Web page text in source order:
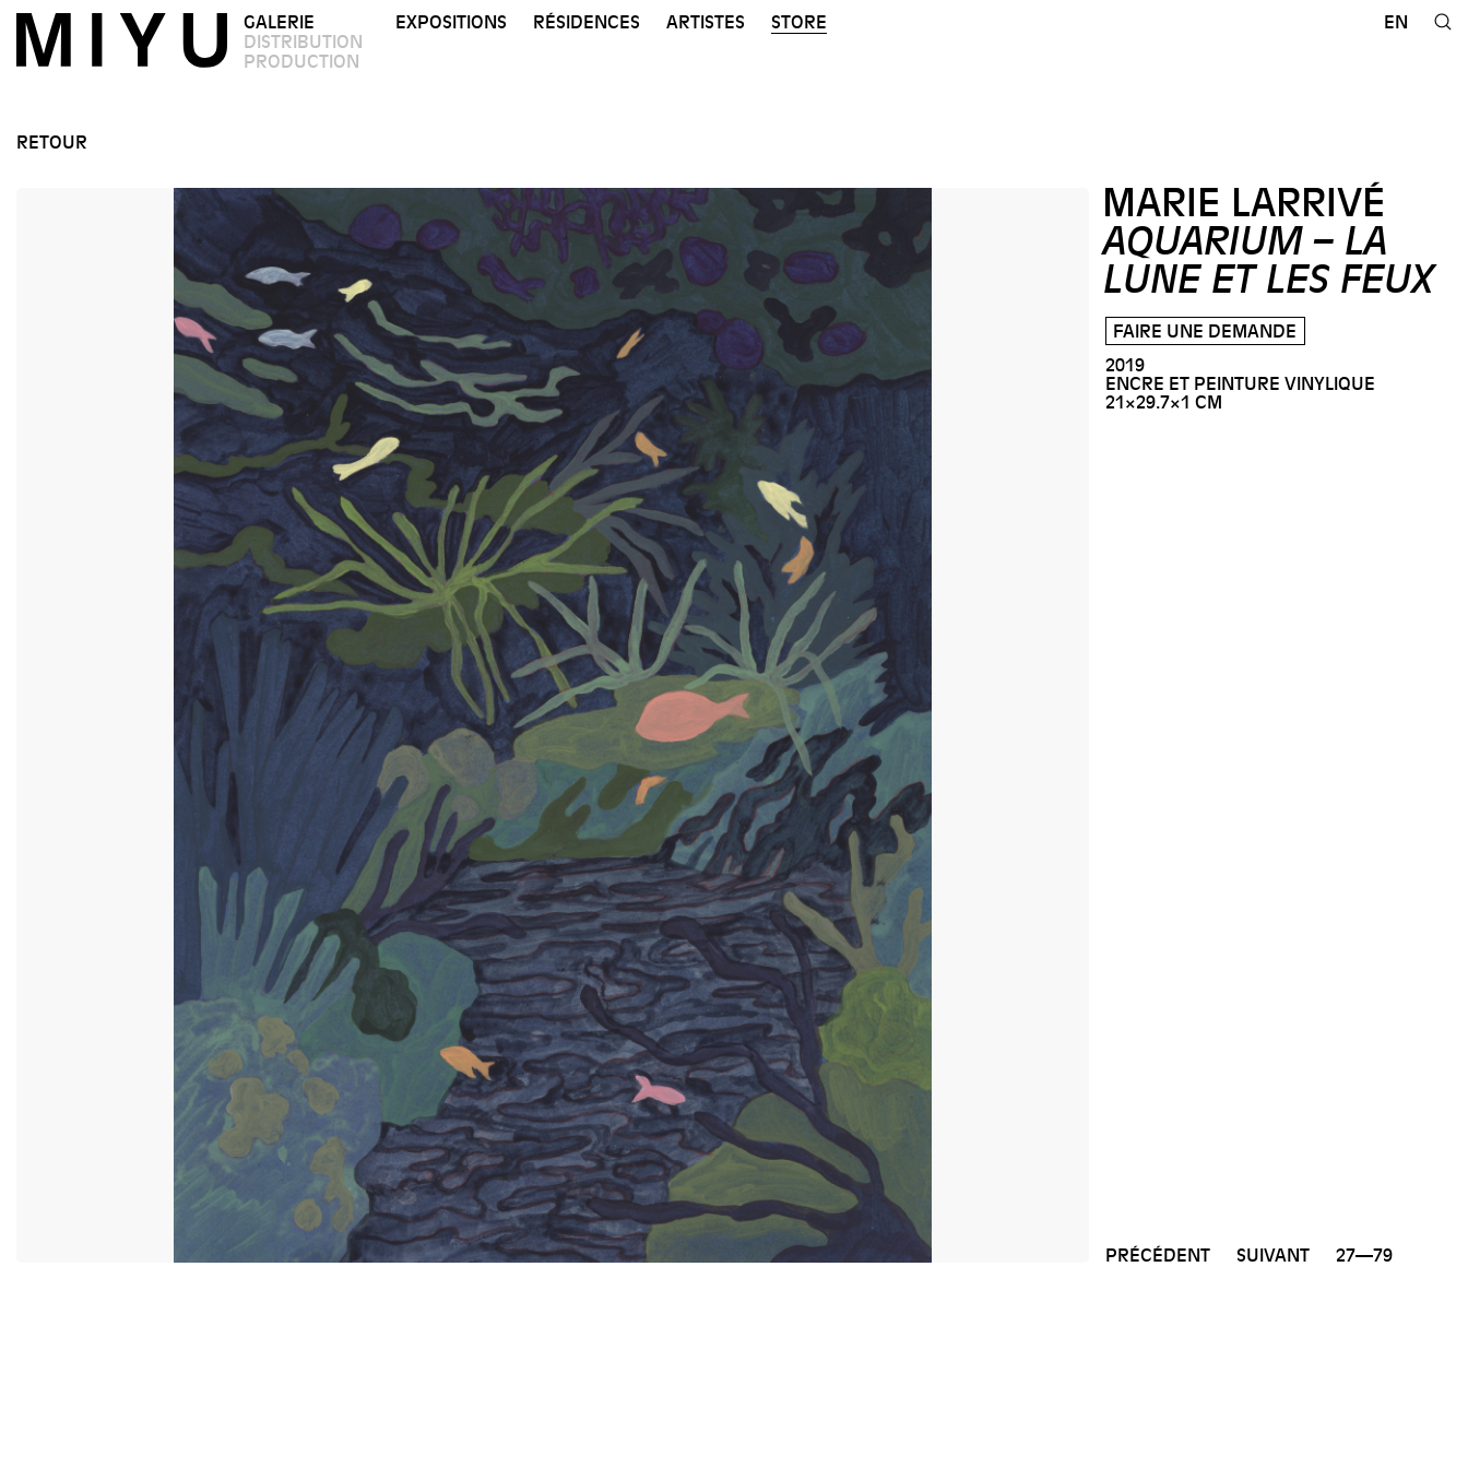
GALERIE
DISTRIBUTION
PRODUCTION
EXPOSITIONS RÉSIDENCES ARTISTES STORE EN
RETOUR
MARIE LARRIVÉ
AQUARIUM – LA
LUNE ET LES FEUX
FAIRE UNE DEMANDE
2019
ENCRE ET PEINTURE VINYLIQUE
21×29.7×1 CM
PRÉCÉDENT SUIVANT 27—79